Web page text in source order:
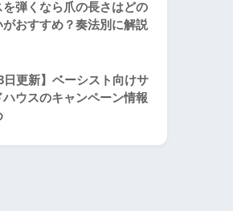
を弾くなら爪の長さはどの
がおすすめ？奏法別に解説
3日更新】ベーシスト向けサ
ハウスのキャンペーン情報